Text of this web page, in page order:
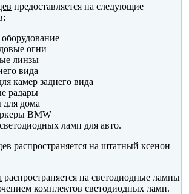
предоставляется на следующие
огни
линзы
вида
камер заднего вида
радары
дома
BMW
ламп для авто.
распространяется на штатный ксенон
распространяется на светодиодные лампы
комплектов светодиодных ламп.